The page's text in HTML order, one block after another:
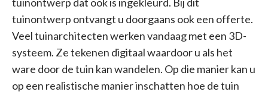
tuinontwerp ontvangt u doorgaans ook een offerte.
Veel tuinarchitecten werken vandaag met een 3D-
systeem. Ze tekenen digitaal waardoor u als het
ware door de tuin kan wandelen. Op die manier kan u
op een realistische manier inschatten hoe de tuin